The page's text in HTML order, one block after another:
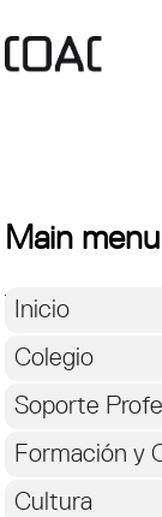
Main menu
Inicio
Colegio
Soporte
Formación y
Cultura